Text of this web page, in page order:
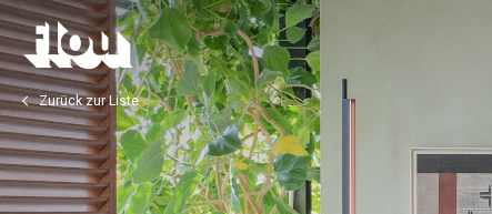
Zurück zur Liste